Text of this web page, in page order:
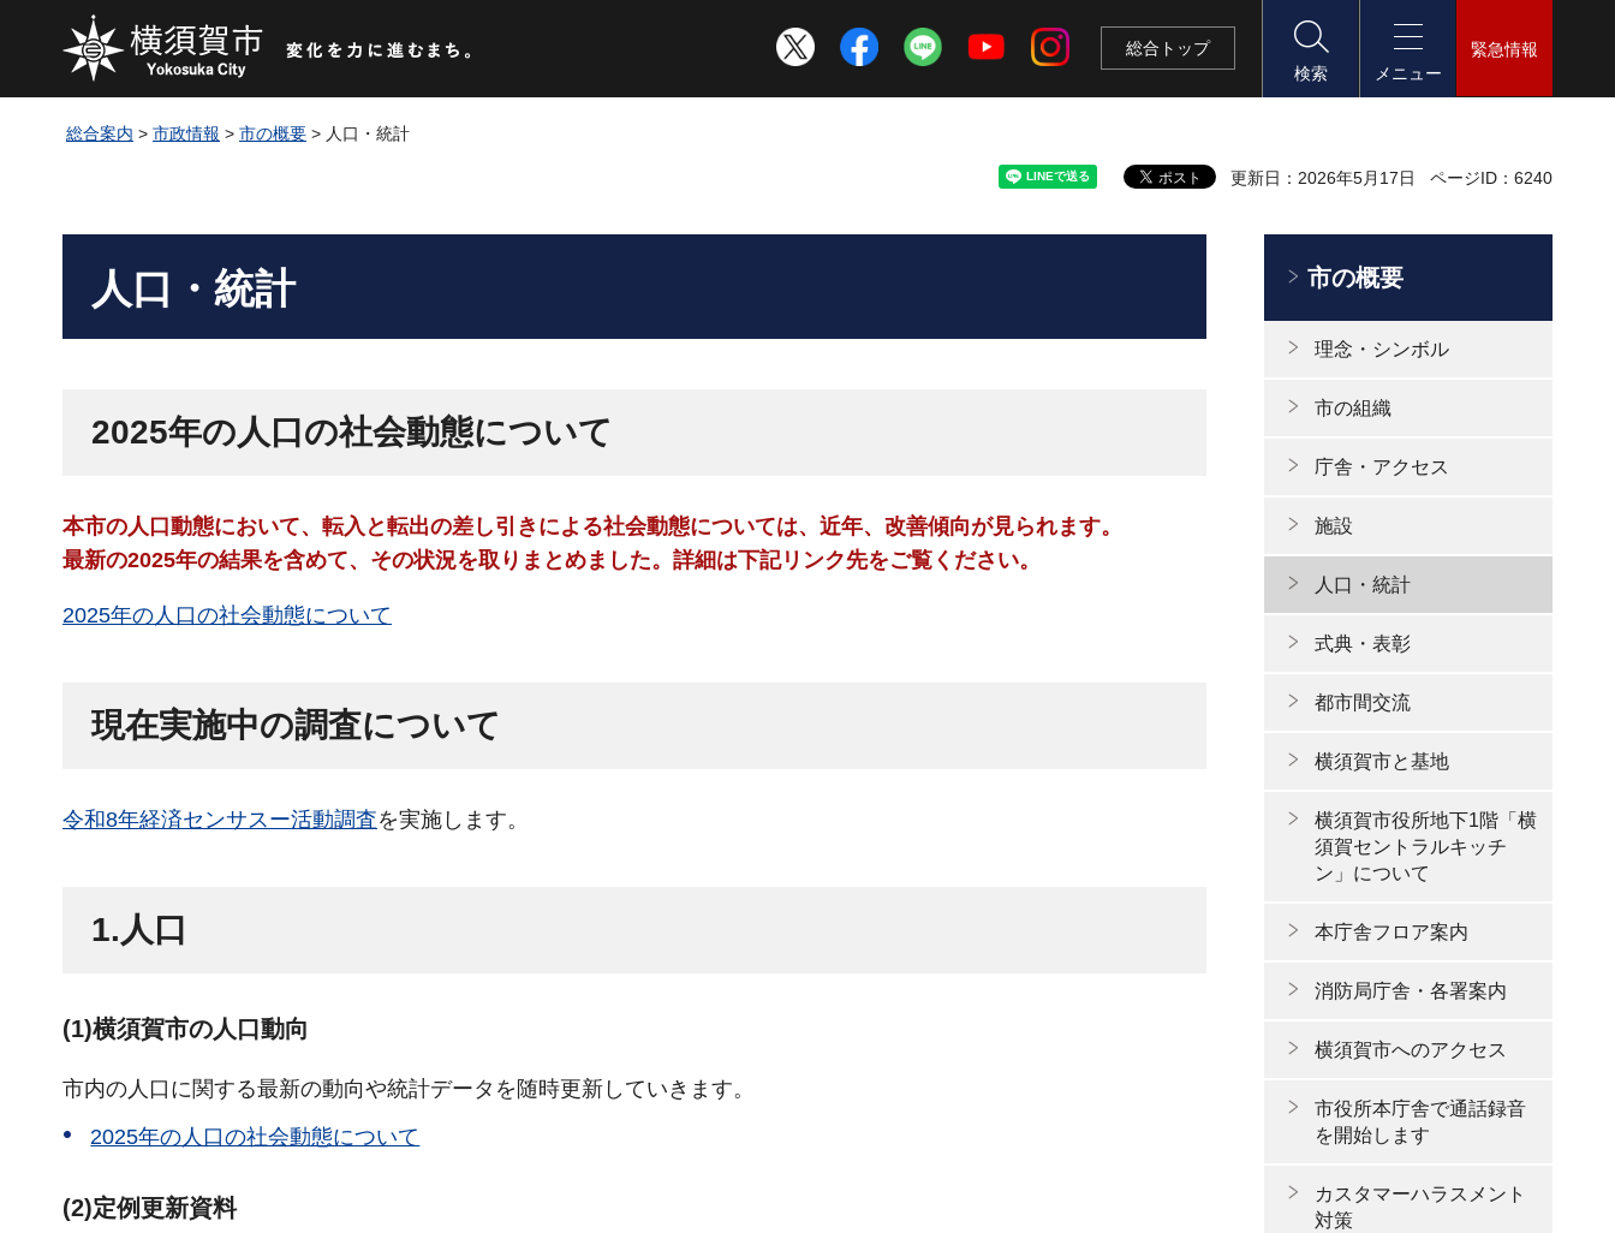
総合 トップ
検索
メニュー
緊急情報
総合案内 > 市政情報 > 市の概要 > 人口・統計
更新日：2026年5月17日 ページID：6240
人口・統計
2025年の人口の社会動態について
本市の人口動態において、転入と転出の差し引きによる社会動態については、近年、改善傾向が見られます。
最新の2025年の結果を含めて、その状況を取りまとめました。詳細は下記リンク先をご覧ください。
2025年の人口の社会動態について
現在実施中の調査について
令和8年経済センサスー活動調査を実施します。
1.人口
(1)横須賀市の人口動向
市内の人口に関する最新の動向や統計データを随時更新していきます。
2025年の人口の社会動態について
(2)定例更新資料
市の概要
理念・シンボル
市の組織
庁舎・アクセス
施設
人口・統計
式典・表彰
都市間交流
横須賀市と基地
横須賀市役所地下1階「横
須賀セントラルキッチ
ン」について
本庁舎フロア案内
消防局庁舎・各署案内
横須賀市へのアクセス
市役所本庁舎で通話録音
を開始します
カスタマーハラスメント
対策